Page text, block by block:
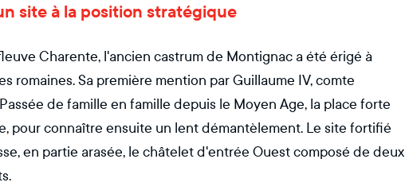
site à la position stratégique
Charente, l'ancien castrum de Montignac a été érigé à
romaines. Sa première mention par Guillaume IV, comte
de famille en famille depuis le Moyen Age, la place forte
pour connaître ensuite un lent démantèlement. Le site fortifié
en partie arasée, le châtelet d'entrée Ouest composé de deux